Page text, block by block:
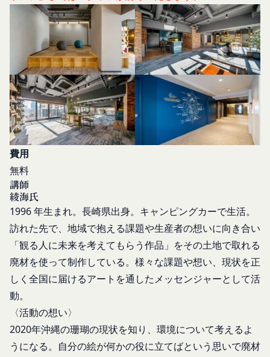
費用
無料
講師
綾海氏
1996 年生まれ。長崎県出身。キャンピングカーで生活。
訪れた先で、地域で抱える課題や生産者の想いに向き合い
「観る人に未来を考えてもらう作品」をその土地で取れる
廃材を使って制作している。様々な課題や想い、現状を正
しく全国に届けるアートを通したメッセンジャーとして活
動。
〈活動の想い〉
2020年沖縄の珊瑚の現状を知り、環境について考えるよ
うになる。自分の絵が何かの役に立てばという思いで廃材
お客さまがお使いのブラウザがSSL通信非対応の場
合には、このお問い合わせフォームは利用できませ
んので、その場合にはお電話でのお問い合わせをお
願いいたします。
組織・体制
当社は、管理担当役員を利用者情報管理責任者と
し、利用者情報の適正な管理及び継続的な改善を実
施します。
免責
当社は、以下の場合には、何らの責任を負いませ
いて第三者に利用者情報を明らかにした場合
お客様が自ら本サービス上に入力した情報等によ
り、個人を識別し得る状態に至った場合
改善
当社は、利用者情報の取扱いに関する運用状況を適
宜見直し、継続的な改善に努めるものとし、必要に
応じて、本ポリシーをお客様の事前の了承を得るこ
ーについては、当社が別途定める場合を除いて、当
社ウェブサイトでの公示後、すぐに効力が発生する
ものとします。但し、法令上お客様の同意が必要と
なるような内容の変更を行うときは、当社が定める
または第三者による不正使用等に起因する損害につ
いて、当社は一切責任を負わないものとします。
会員のお客様IDおよびパスワードの失念に起因す
る損害について、当社は一切の責任を負わないもの
とします。
当社は、当社所定の方法により会員のお客様IDお
よびパスワードの一致を確認した場合、当該お客様
IDおよびパスワードに基づく会員が、本サービス
を利用したものとみなし、その場合の責任は全て当
該会員に帰属するものとします。
第8条（禁止事項）
会員は、本サービスの利用に際して、以下の各号の
いずれかに該当する行為または該当するおそれのあ
る行為を行ってはならないものとします。
本規約および法令に違反する行為、犯罪に結び
つく行為または公序良俗に反する行為
会員登録または登録内容の変更の際に虚偽の会
本サービスの運営を妨害するおそれのある行為
または本サービスに支障を生じさせるおそれの
ある行為